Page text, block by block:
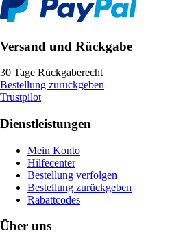
Versand und Rückgabe
30 Tage Rückgaberecht
Bestellung zurückgeben
Trustpilot
Dienstleistungen
Mein Konto
Hilfecenter
Bestellung verfolgen
Bestellung zurückgeben
Rabattcodes
Über uns